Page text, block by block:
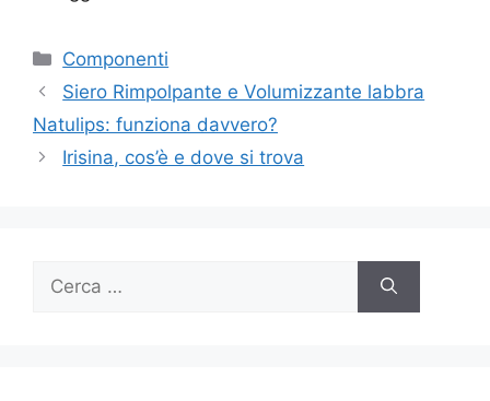
Categorie
Componenti
Siero Rimpolpante e Volumizzante labbra
Natulips: funziona davvero?
Irisina, cos’è e dove si trova
per: